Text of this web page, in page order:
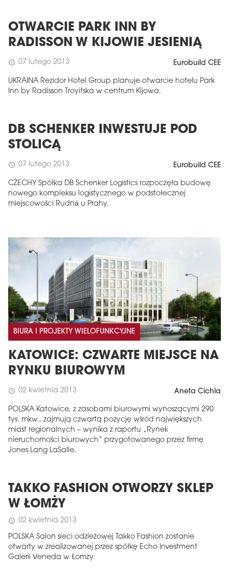
OTWARCIE PARK INN BY
RADISSON W KIJOWIE JESIENIĄ
schedule 07 lutego 2013 Eurobuild CEE
UKRAINA Rezidor Hotel Group planuje otwarcie hotelu Park
Inn by Radisson Troyitska w centrum Kijowa.
DB SCHENKER INWESTUJE POD
STOLICĄ
schedule 07 lutego 2013 Eurobuild CEE
CZECHY Spółka DB Schenker Logistics rozpoczęła budowę
nowego kompleksu logistycznego w podstołecznej
miejscowości Rudná u Prahy.
BIURA I PROJEKTY WIELOFUNKCYJNE
KATOWICE: CZWARTE MIEJSCE NA
RYNKU BIUROWYM
schedule 02 kwietnia 2013 Aneta Cichla
POLSKA Katowice, z zasobami biurowymi wynoszącymi 290
tys. mkw., zajmują czwartą pozycję wśród największych
miast regionalnych – wynika z raportu „Rynek
nieruchomości biurowych” przygotowanego przez firmę
Jones Lang LaSalle.
TAKKO FASHION OTWORZY SKLEP
W ŁOMŻY
schedule 02 kwietnia 2013
POLSKA Salon sieci odzieżowej Takko Fashion zostanie
otwarty w zrealizowanej przez spółkę Echo Investment
Galerii Veneda w Łomży.